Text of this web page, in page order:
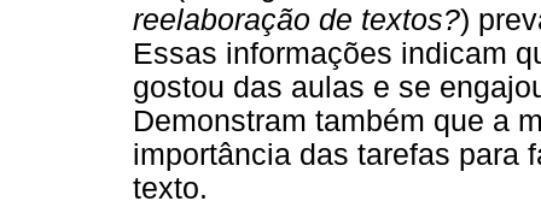
reelaboração de textos?)
Essas informações indicam
gostou das aulas e se
Demonstram também que a
importância das tarefas para
texto.